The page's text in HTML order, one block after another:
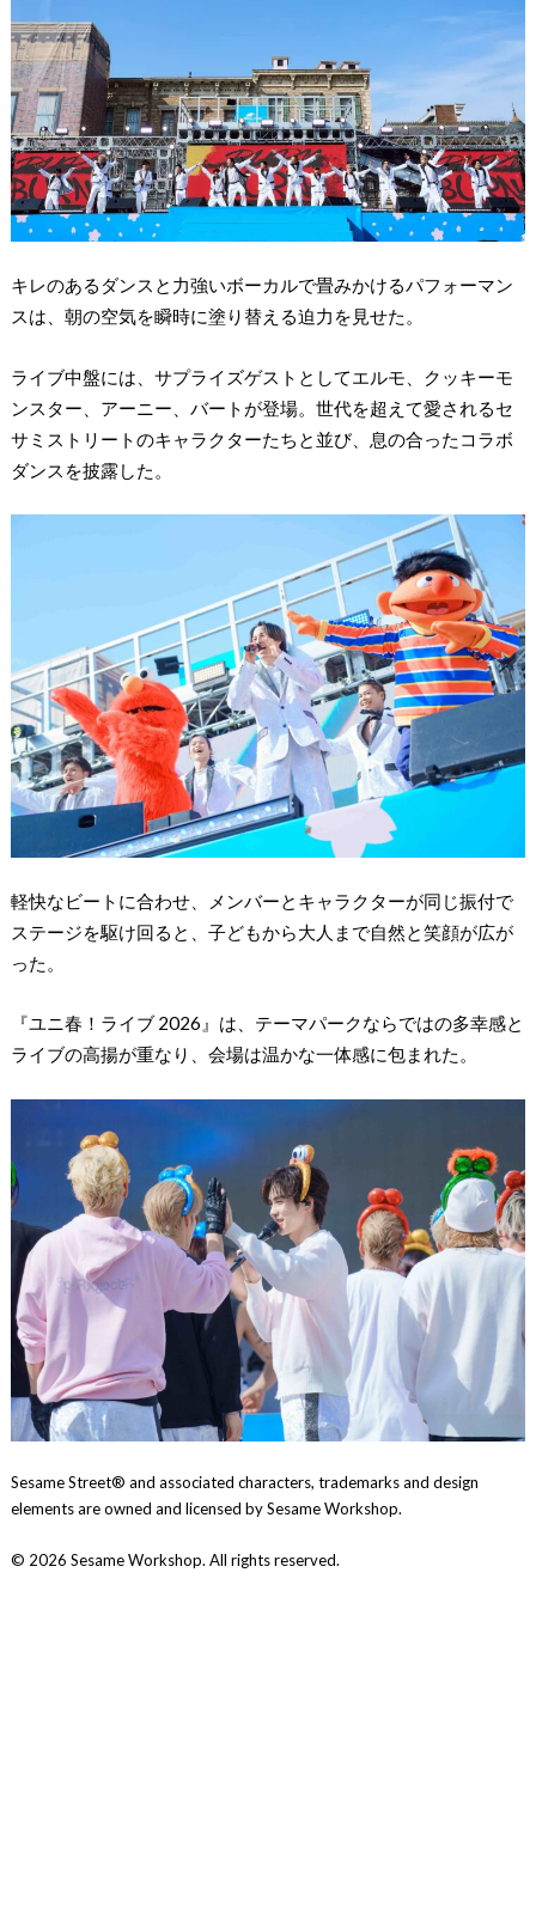
キレのあるダンスと力強いボーカルで畳みかけるパフォーマン
スは、朝の空気を瞬時に塗り替える迫力を見せた。
ライブ中盤には、サプライズゲストとしてエルモ、クッキーモ
ンスター、アーニー、バートが登場。世代を超えて愛されるセ
サミストリートのキャラクターたちと並び、息の合ったコラボ
ダンスを披露した。
軽快なビートに合わせ、メンバーとキャラクターが同じ振付で
ステージを駆け回ると、子どもから大人まで自然と笑顔が広が
った。
『ユニ春！ライブ 2026』は、テーマパークならではの多幸感と
ライブの高揚が重なり、会場は温かな一体感に包まれた。
Sesame Street® and associated characters, trademarks and design
elements are owned and licensed by Sesame Workshop.
© 2026 Sesame Workshop. All rights reserved.